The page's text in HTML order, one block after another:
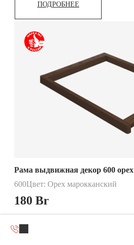
ПОДРОБНЕЕ
Рама выдвижная декор 600 орех
600Цвет: Орех марокканский
180 Br